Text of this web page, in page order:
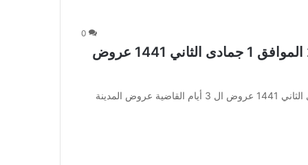
0
عروض المدينة هايبر اليوم 26 يناير 2020 الموافق 1 جمادى الثاني 1441 عروض
عروض المدينة هايبر اليوم 26 يناير 2020 الموافق 1 جمادى الثاني 1441 عروض ال 3 أيام القاضية عروض المدينة